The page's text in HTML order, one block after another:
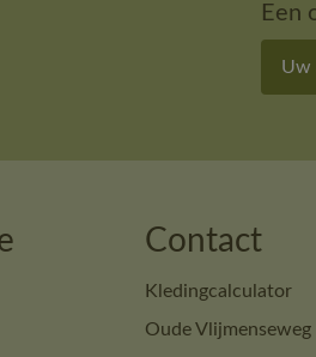
Een
Uw
Contact
Kledingcalculator
Oude